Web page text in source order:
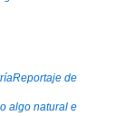
Reportaje de
algo natural e